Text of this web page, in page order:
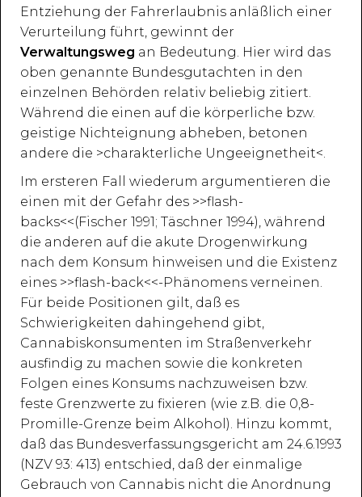
Entziehung der Fahrerlaubnis anläßlich einer
Verurteilung führt, gewinnt der
Verwaltungsweg an Bedeutung. Hier wird das
oben genannte Bundesgutachten in den
einzelnen Behörden relativ beliebig zitiert.
Während die einen auf die körperliche bzw.
geistige Nichteignung abheben, betonen
andere die >charakterliche Ungeeignetheit<.
Im ersteren Fall wiederum argumentieren die
einen mit der Gefahr des >>flash-
backs<<(Fischer 1991; Täschner 1994), während
die anderen auf die akute Drogenwirkung
nach dem Konsum hinweisen und die Existenz
eines >>flash-back<<-Phänomens verneinen.
Für beide Positionen gilt, daß es
Schwierigkeiten dahingehend gibt,
Cannabiskonsumenten im Straßenverkehr
ausfindig zu machen sowie die konkreten
Folgen eines Konsums nachzuweisen bzw.
feste Grenzwerte zu fixieren (wie z.B. die 0,8-
Promille-Grenze beim Alkohol). Hinzu kommt,
daß das Bundesverfassungsgericht am 24.6.1993
(NZV 93: 413) entschied, daß der einmalige
Gebrauch von Cannabis nicht die Anordnung